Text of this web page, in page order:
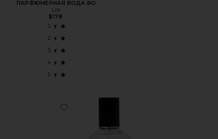
ПАРФЮМЕРНАЯ ВОДА BO
Liis
$178
Favorite ПАРФУМ XTRA MILK FRAGRANCE